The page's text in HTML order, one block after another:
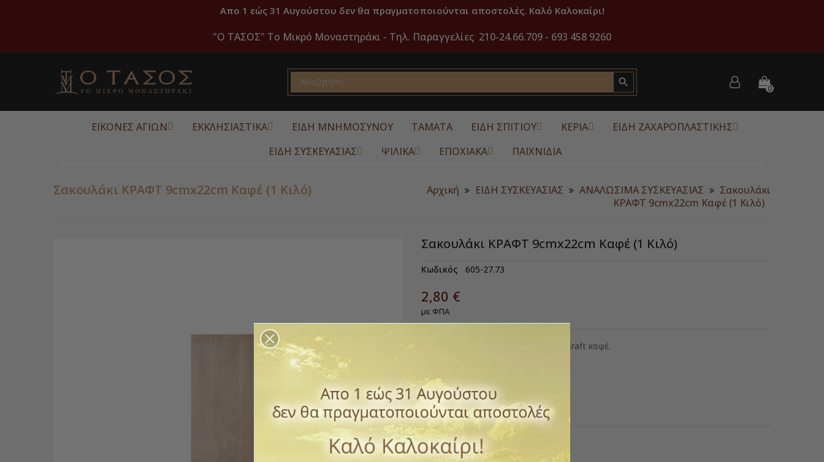
Απο 1 εώς 31 Αυγούστου δεν θα πραγματοποιούνται αποστολές. Καλό Καλοκαίρι!
"O ΤΑΣΟΣ" Το Μικρό Μοναστηράκι - Τηλ. Παραγγελίες 210-24.66.709 - 693 458 9260
 0
ΕΙΚΟΝΕΣ ΑΓΙΩΝ ΕΚΚΛΗΣΙΑΣΤΙΚΑ ΕΙΔΗ ΜΝΗΜΟΣΥΝΟΥ ΤΑΜΑΤΑ ΕΙΔΗ ΣΠΙΤΙΟΥ ΚΕΡΙΑ
ΕΙΔΗ ΖΑΧΑΡΟΠΛΑΣΤΙΚΗΣ
ΕΙΔΗ ΣΥΣΚΕΥΑΣΙΑΣ
ΨΙΛΙΚΑ ΕΠΟΧΙΑΚΑ ΠΑΙΧΝΙΔΙΑ
Σακουλάκι ΚΡΑΦΤ 9cmx22cm Καφέ (1 Κιλό) Αρχική ΕΙΔΗ ΣΥΣΚΕΥΑΣΙΑΣ ΑΝΑΛΩΣΙΜΑ ΣΥΣΚΕΥΑΣΙΑΣ
Σακουλάκι
ΚΡΑΦΤ 9cmx22cm Καφέ (1 Κιλό)
Σακουλάκι ΚΡΑΦΤ 9cmx22cm Καφέ (1 Κιλό)
Κωδικός 605-27.73
2,80 €
με ΦΠΑ
Πρακτικό Σακουλάκι συσκευασίας, Kraft καφέ.
Κατάλληλο για τρόφιμα
Διαστάσεις Μήκος: 9cm Υψος: 22cm
Ποσότητα